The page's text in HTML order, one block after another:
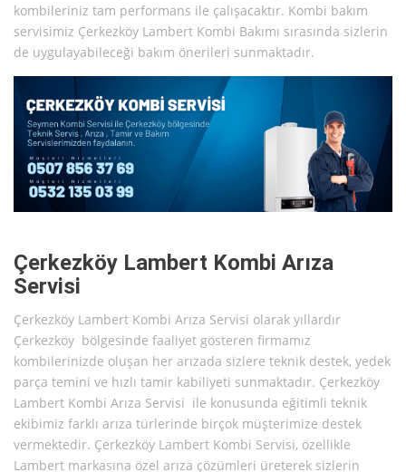
kombileriniz tam performans ile çalışacaktır. Kombi bakım
servisimiz Çerkezköy Lambert Kombi Bakımı sırasında sizlerin
de uygulayabileceği bakım önerileri sunmaktadır.
Çerkezköy Lambert Kombi Arıza
Servisi
Çerkezköy Lambert Kombi Arıza Servisi olarak yıllardır
Çerkezköy bölgesinde faaliyet gösteren firmamız
kombilerinizde oluşan her arızada sizlere teknik destek, yedek
parça temini ve hızlı tamir kabiliyeti sunmaktadır. Çerkezköy
Lambert Kombi Arıza Servisi ile konusunda eğitimli teknik
ekibimiz farklı arıza türlerinde birçok müşterimize destek
vermektedir. Çerkezköy Lambert Kombi Servisi, özellikle
Lambert markasına özel arıza çözümleri üreterek sizlerin